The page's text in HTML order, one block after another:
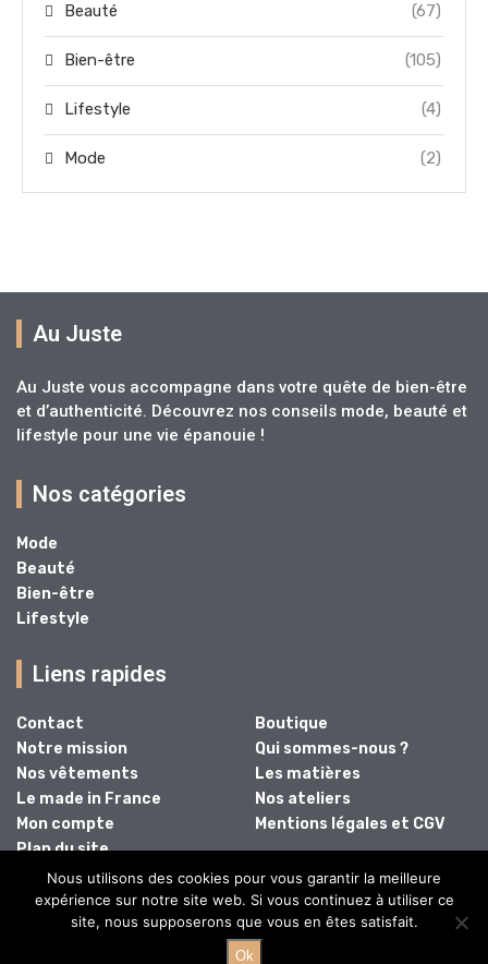
Beauté (67)
Bien-être (105)
Lifestyle (4)
Mode (2)
Au Juste
Au Juste vous accompagne dans votre quête de bien-être
et d’authenticité. Découvrez nos conseils mode, beauté et
lifestyle pour une vie épanouie !
Nos catégories
Mode
Beauté
Bien-être
Lifestyle
Liens rapides
Contact
Boutique
Notre mission
Qui sommes-nous ?
Nos vêtements
Les matières
Le made in France
Nos ateliers
Mon compte
Mentions légales et CGV
Plan du site
@2024 - Tous droits réservés.
Nous utilisons des cookies pour vous garantir la meilleure
expérience sur notre site web. Si vous continuez à utiliser ce
site, nous supposerons que vous en êtes satisfait.
Ok